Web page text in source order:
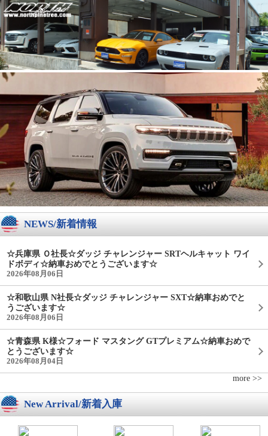
NEWS/新着情報
☆兵庫県 Ｏ社長☆ダッジ チャレンジャー SRTヘルキャット ワイ
ドボディ☆納車おめでとうございます☆
2026年08月06日
☆和歌山県 N社長☆ダッジ チャレンジャー SXT☆納車おめでと
うございます☆
2026年08月06日
☆青森県 K様☆フォード マスタング GTプレミアム☆納車おめで
とうございます☆
2026年08月04日
more >>
New Arrival/新着入庫